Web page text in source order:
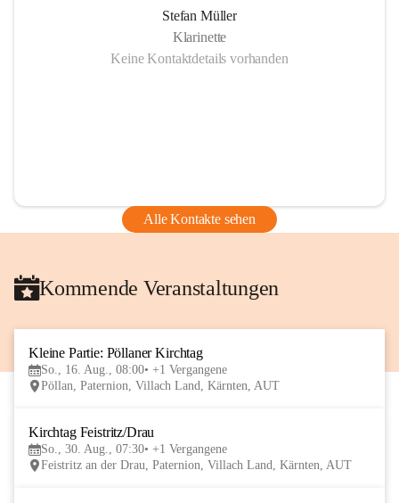
Stefan Müller
Klarinette
Keine Kontaktdetails vorhanden
Alle Kontakte sehen
Kommende Veranstaltungen
Kleine Partie: Pöllaner Kirchtag
So., 16. Aug., 08:00 +1 Vergangene
Pöllan, Paternion, Villach Land, Kärnten, AUT
Kirchtag Feistritz/Drau
So., 30. Aug., 07:30 +1 Vergangene
Feistritz an der Drau, Paternion, Villach Land, Kärnten, AUT